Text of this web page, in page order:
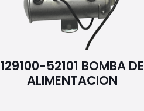
129100-52101 BOMBA DE
ALIMENTACION